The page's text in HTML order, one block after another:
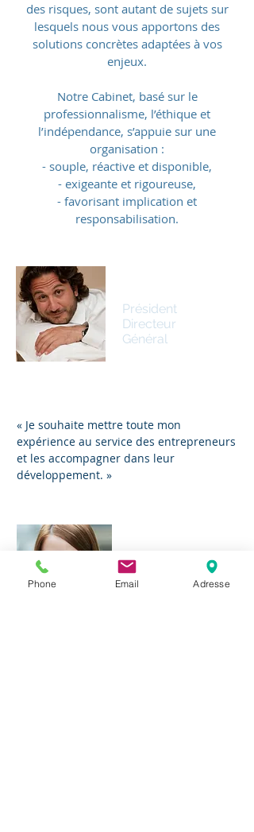
des risques, sont autant de sujets sur
lesquels nous vous apportons des
solutions concrètes adaptées à vos
enjeux.
Notre Cabinet, basé sur le
professionnalisme, l’éthique et
l’indépendance, s’appuie sur une
organisation :
- souple, réactive et disponible,
- exigeante et rigoureuse,
- favorisant implication et
responsabilisation.
Président
Directeur
Général
« Je souhaite mettre toute mon
expérience au service des entrepreneurs
et les accompagner dans leur
développement. »
Sabine Mito
Auditrice
Phone Email Adresse